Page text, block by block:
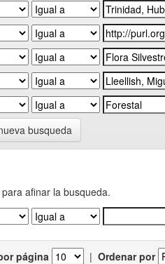
busqueda
afinar la busqueda.
página | Ordenar por